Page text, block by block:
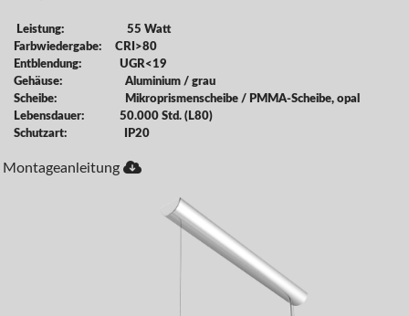
Leistung: 55 Watt
Farbwiedergabe: CRI>80
Entblendung: UGR<19
Gehäuse: Aluminium / grau
Scheibe: Mikroprismenscheibe / PMMA-Scheibe, opal
Lebensdauer: 50.000 Std. (L80)
Schutzart: IP20
Montageanleitung